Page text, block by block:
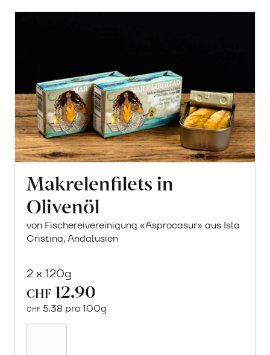
Makrelenfilets in
Olivenöl
von Fischereivereinigung «Asprocasur» aus Isla
Cristina, Andalusien
2 x 120g
CHF 12.90
CHF 5.38 pro 100g